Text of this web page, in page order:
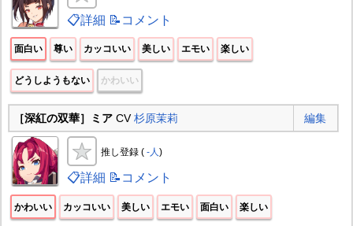
📋詳細 📝コメント
面白い 尊い カッコいい 美しい エモい 楽しい
どうしようもない かわいい
［深紅の双華］ミアCV杉原茉莉 編集
推し登録 ( -人 )
📋詳細 📝コメント
かわいい カッコいい 美しい エモい 面白い 楽しい